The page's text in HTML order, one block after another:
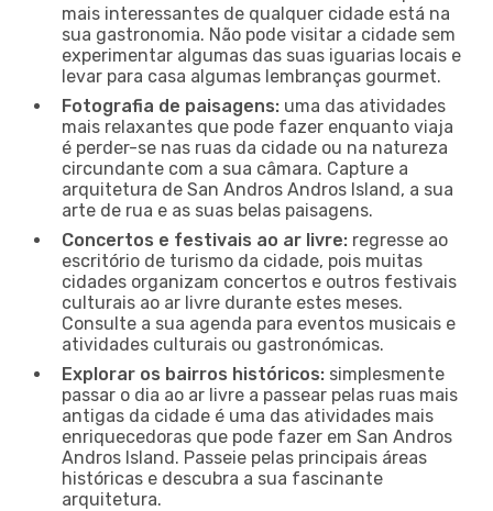
mais interessantes de qualquer cidade está na
sua gastronomia. Não pode visitar a cidade sem
experimentar algumas das suas iguarias locais e
levar para casa algumas lembranças gourmet.
Fotografia de paisagens: uma das atividades
mais relaxantes que pode fazer enquanto viaja
é perder-se nas ruas da cidade ou na natureza
circundante com a sua câmara. Capture a
arquitetura de San Andros Andros Island, a sua
arte de rua e as suas belas paisagens.
Concertos e festivais ao ar livre: regresse ao
escritório de turismo da cidade, pois muitas
cidades organizam concertos e outros festivais
culturais ao ar livre durante estes meses.
Consulte a sua agenda para eventos musicais e
atividades culturais ou gastronómicas.
Explorar os bairros históricos: simplesmente
passar o dia ao ar livre a passear pelas ruas mais
antigas da cidade é uma das atividades mais
enriquecedoras que pode fazer em San Andros
Andros Island. Passeie pelas principais áreas
históricas e descubra a sua fascinante
arquitetura.